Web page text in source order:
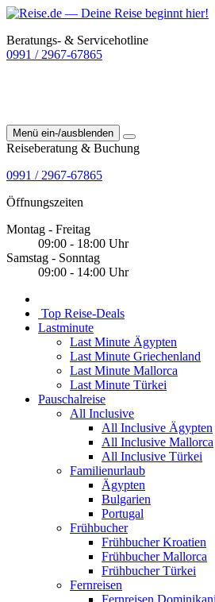
Beratungs- & Servicehotline
0991 / 2967-67865
Menü ein-/ausblenden
Reiseberatung & Buchung
0991 / 2967-67865
Öffnungszeiten
Montag - Freitag
09:00 - 18:00 Uhr
Samstag - Sonntag
09:00 - 14:00 Uhr
Top Reise-Deals
Lastminute
Last Minute Ägypten
Last Minute Griechenland
Last Minute Mallorca
Last Minute Türkei
Pauschalreise
All Inclusive
All Inclusive Ägypten
All Inclusive Mallorca
All Inclusive Türkei
Familienurlaub
Ägypten
Bulgarien
Portugal
Frühbucher
Frühbucher Kroatien
Frühbucher Mallorca
Frühbucher Türkei
Fernreisen
Fernreisen